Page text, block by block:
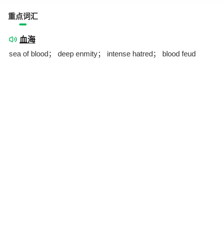
重点词汇
血海
sea of blood； deep enmity； intense hatred； blood feud